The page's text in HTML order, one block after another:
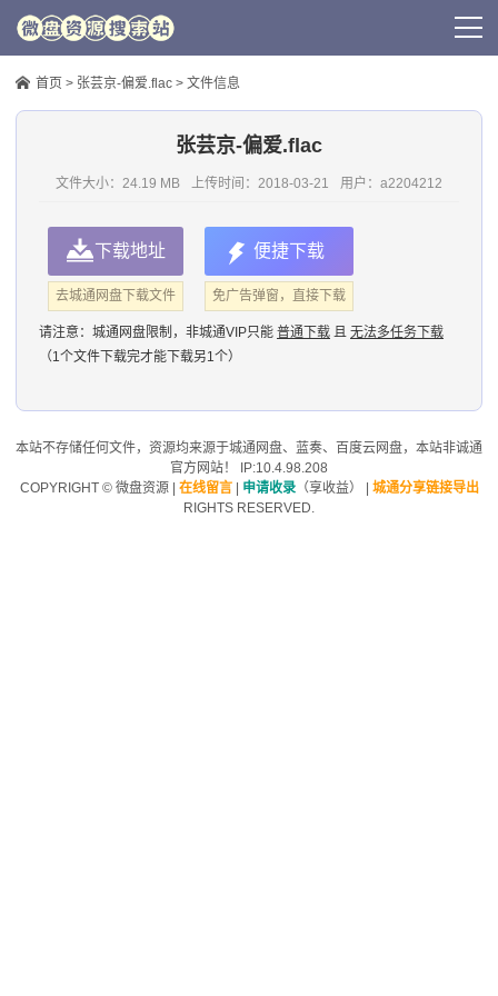
首页 > 张芸京-偏爱.flac > 文件信息
张芸京-偏爱.flac
文件大小：24.19 MB 上传时间： 2018-03-21 用户： a2204212
下载地址
去城通网盘下载文件
便捷下载
免广告弹窗，直接下载
请注意： 城通网盘限制，非城通VIP只能 普通下载 且 无法多任务下载
（1个文件下载完才能下载另1个）
本站不存储任何文件，资源均来源于城通网盘、蓝奏、 百度云网盘，本站非诚通
官方网站！ IP:10.4.98.208
COPYRIGHT © 微盘资源| 在线留言| 申请收录（享收益）
城通分享链接导出
RIGHTS RESERVED.